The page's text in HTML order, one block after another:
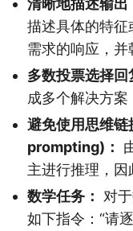
清晰地描述输出
描述具体的特
需求的响应，并
多数投票选择回
成多个解决方案
避免使用思维
prompting)：
主进行推理，
数学任务：
对
如下指令：“请